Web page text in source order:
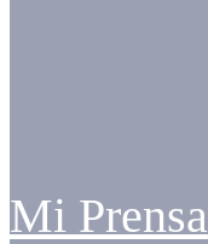
Mi Prensa